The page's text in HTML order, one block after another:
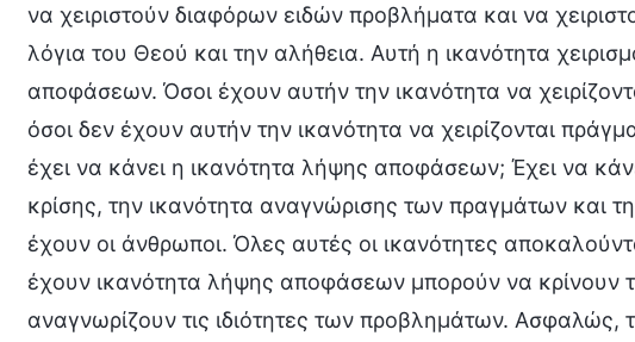
να χειριστούν διαφόρων ειδών προβλήματα και να
λόγια του Θεού και την αλήθεια. Αυτή η ικανότητα
αποφάσεων. Όσοι έχουν αυτήν την ικανότητα να
όσοι δεν έχουν αυτήν την ικανότητα να χειρίζονται
έχει να κάνει η ικανότητα λήψης αποφάσεων; Έχει να
κρίσης, την ικανότητα αναγνώρισης των πραγμάτων και
έχουν οι άνθρωποι. Όλες αυτές οι ικανότητες
έχουν ικανότητα λήψης αποφάσεων μπορούν να κρίνουν
αναγνωρίζουν τις ιδιότητες των προβλημάτων. Ασφαλώς,